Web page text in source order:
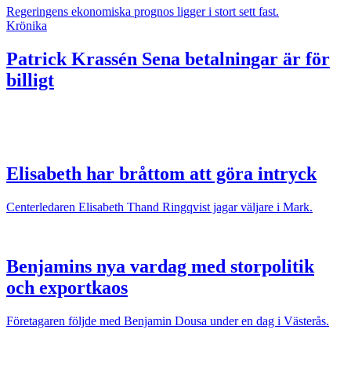
Regeringens ekonomiska prognos ligger i stort sett fast.
Krönika
Patrick Krassén Sena betalningar är för
billigt
Elisabeth har bråttom att göra intryck
Centerledaren Elisabeth Thand Ringqvist jagar väljare i Mark.
Benjamins nya vardag med storpolitik
och exportkaos
Företagaren följde med Benjamin Dousa under en dag i Västerås.